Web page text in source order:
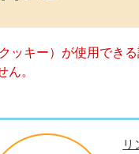
ッキー）が使用でき
ん。
リ